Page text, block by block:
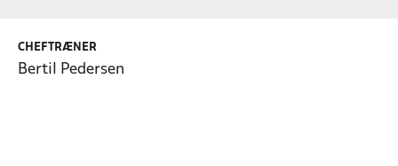
CHEFTRÆNER
Bertil Pedersen